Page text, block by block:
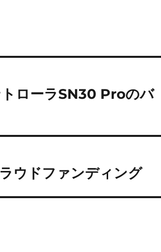
ローラSN30 Proのバ
ウドファンディング